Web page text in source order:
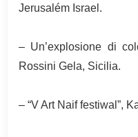
Jerusalém Israel.
– Un’explosione di
Rossini Gela, Sicilia.
– “V Art Naif festiwal”,